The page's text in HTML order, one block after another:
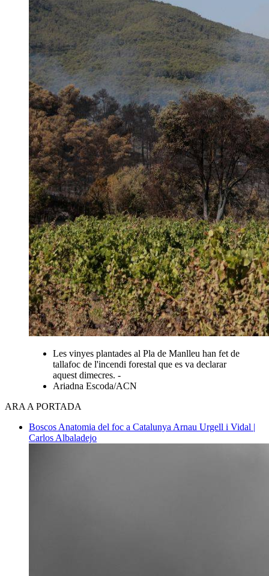
Les vinyes plantades al Pla de Manlleu han fet de
tallafoc de l'incendi forestal que es va declarar
aquest dimecres. -
Ariadna Escoda/ACN
ARA A PORTADA
Boscos Anatomia del foc a Catalunya Arnau Urgell i Vidal |
Carlos Albaladejo